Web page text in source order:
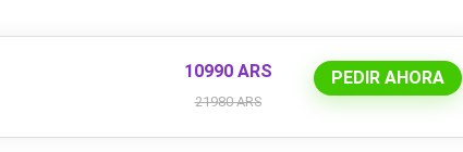
10990 ARS
21980 ARS
PEDIR AHORA